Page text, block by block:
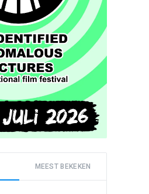
MEEST BEKEKEN